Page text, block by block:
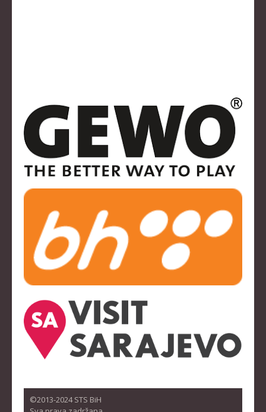
©2013-2024 STS BiH